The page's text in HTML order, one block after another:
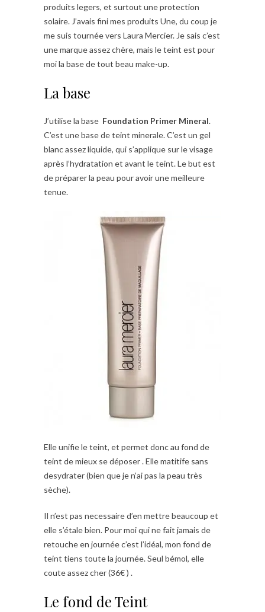
produits legers, et surtout une protection
solaire. J’avais fini mes produits Une, du coup je
me suis tournée vers Laura Mercier. Je sais c’est
une marque assez chère, mais le teint est pour
moi la base de tout beau make-up.
La base
J’utilise la base Foundation Primer Mineral.
C’est une base de teint minerale. C’est un gel
blanc assez liquide, qui s’applique sur le visage
après l’hydratation et avant le teint. Le but est
de préparer la peau pour avoir une meilleure
tenue.
Elle unifie le teint, et permet donc au fond de
teint de mieux se déposer . Elle matitife sans
desydrater (bien que je n’ai pas la peau très
sèche).
Il n’est pas necessaire d’en mettre beaucoup et
elle s’étale bien. Pour moi qui ne fait jamais de
retouche en journée c’est l’idéal, mon fond de
teint tiens toute la journée. Seul bémol, elle
coute assez cher (36€ ) .
Le fond de Teint